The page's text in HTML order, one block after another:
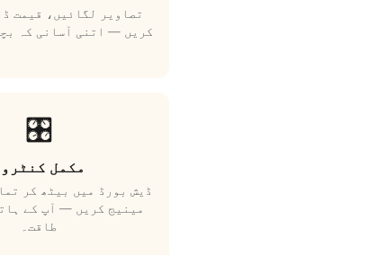
تصاویر لگائیں، قیمت
کریں — اتنی آسانی کہ
🎛️
مکمل
ڈیش بورڈ میں بیٹھ کر
مینیج کریں — آپ کے
طاقت۔